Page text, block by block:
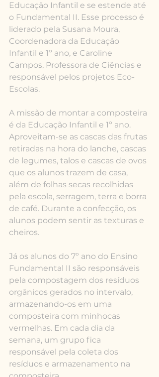
Educação Infantil e se estende até
o Fundamental II. Esse processo é
liderado pela Susana Moura,
Coordenadora da Educação
Infantil e 1º ano, e Caroline
Campos, Professora de Ciências e
responsável pelos projetos Eco-
Escolas.
A missão de montar a composteira
é da Educação Infantil e 1º ano.
Aproveitam-se as cascas das frutas
retiradas na hora do lanche, cascas
de legumes, talos e cascas de ovos
que os alunos trazem de casa,
além de folhas secas recolhidas
pela escola, serragem, terra e borra
de café. Durante a confecção, os
alunos podem sentir as texturas e
cheiros.
Já os alunos do 7º ano do Ensino
Fundamental II são responsáveis
pela compostagem dos resíduos
orgânicos gerados no intervalo,
armazenando-os em uma
composteira com minhocas
vermelhas. Em cada dia da
semana, um grupo fica
responsável pela coleta dos
resíduos e armazenamento na